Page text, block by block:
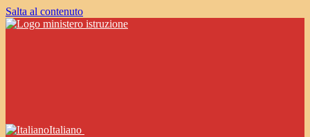
Salta al contenuto
Italiano